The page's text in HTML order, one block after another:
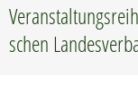
schen